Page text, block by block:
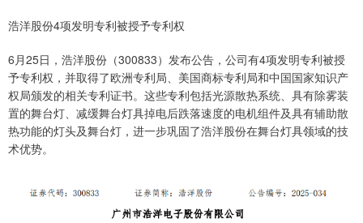
浩洋股份4项发明专利被授予专利权
6月25日，浩洋股份（300833）发布公告，公司有4项发明专利被授
予专利权，并取得了欧洲专利局、美国商标专利局和中国国家知识产
权局颁发的相关专利证书。这些专利包括光源散热系统、具有除雾装
置的舞台灯、减缓舞台灯具掉电后跌落速度的电机组件及具有辅助散
热功能的灯头及舞台灯，进一步巩固了浩洋股份在舞台灯具领域的技
术优势。